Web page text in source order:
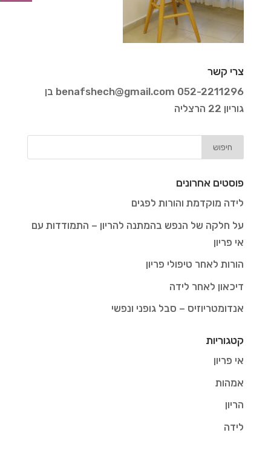
צרי קשר
052-2211296
benafshech@gmail.com בן
גוריון 22 הרצליה
פוסטים אחרונים
לידה מוקדמת והורות לפגים
על חלקה של הנפש בהמתנה להריון – התמודדות עם
אי פריון
הורות לאחר טיפולי פריון
דיכאון לאחר לידה
אנדומטריוזיס – סבל גופני ונפשי
קטגוריות
אי פריון
אמהות
הריון
לידה